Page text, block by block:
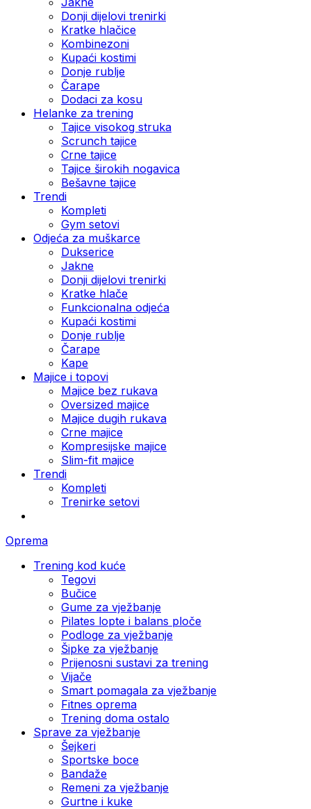
Donji dijelovi trenirki
Kratke hlačice
Kombinezoni
Kupaći kostimi
Donje rublje
Čarape
Dodaci za kosu
Helanke za trening
Tajice visokog struka
Scrunch tajice
Crne tajice
Tajice širokih nogavica
Bešavne tajice
Trendi
Kompleti
Gym setovi
Odjeća za muškarce
Dukserice
Jakne
Donji dijelovi trenirki
Kratke hlače
Funkcionalna odjeća
Kupaći kostimi
Donje rublje
Čarape
Kape
Majice i topovi
Majice bez rukava
Oversized majice
Majice dugih rukava
Crne majice
Kompresijske majice
Slim-fit majice
Trendi
Kompleti
Trenirke setovi
Oprema
Trening kod kuće
Tegovi
Bučice
Gume za vježbanje
Pilates lopte i balans ploče
Podloge za vježbanje
Šipke za vježbanje
Prijenosni sustavi za trening
Vijače
Smart pomagala za vježbanje
Fitnes oprema
Trening doma ostalo
Sprave za vježbanje
Šejkeri
Sportske boce
Bandaže
Remeni za vježbanje
Gurtne i kuke